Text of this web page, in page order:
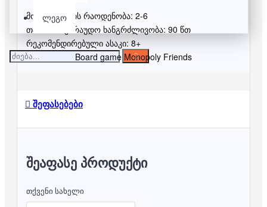
ლეგო
მოთამაშეების რაოდენობა: 2-6
თამშის სავარაუდო ხანგრძლივობა: 90 წთ
რეკომენდირებული ასაკი: 8+
Board game Monopoly Friends
შეფასებები
ᲨᲔᲐᲤᲐᲡᲔ ᲞᲠᲝᲓᲣᲥᲢᲘ
თქვენი სახელი